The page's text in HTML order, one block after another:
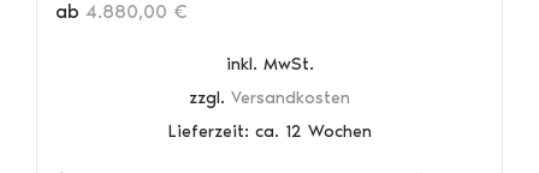
ab 4.880,00 €
inkl. MwSt.
zzgl. Versandkosten
Lieferzeit: ca. 12 Wochen